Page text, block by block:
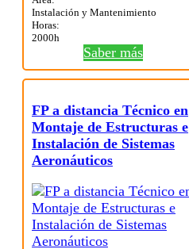
Instalación y Mantenimiento
Horas:
2000h
Saber más
FP a distancia Técnico en
Montaje de Estructuras e
Instalación de Sistemas
Aeronáuticos